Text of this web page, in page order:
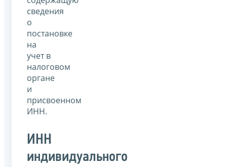
сведения
о
постановке
на
учет в
налоговом
органе
и
присвоенном
ИНН.
ИНН
индивидуального